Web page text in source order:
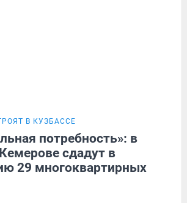
В КУЗБАССЕ
потребность»: в
сдадут в
29 многоквартирных